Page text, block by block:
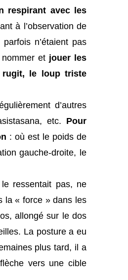
respirant avec les
à l’observation de
n’étaient pas
et jouer les
le loup triste
d’autres
etc. Pour
: où est le poids de
gauche-droite, le
ressentait pas, ne
la « force » dans les
allongé sur le dos
La posture a eu
plus tard, il a
vers une cible